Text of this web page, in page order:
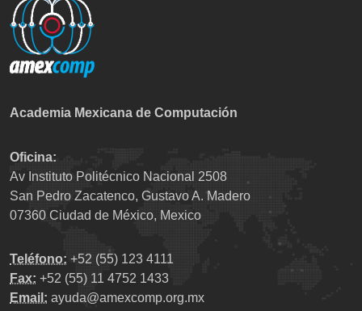
Academia Mexicana de Computación
Oficina:
Av Instituto Politécnico Nacional 2508
San Pedro Zacatenco, Gustavo A. Madero
07360 Ciudad de México, Mexico
Teléfono: +52 (55) 123 4111
Fax: +52 (55) 11 4752 1433
Email: ayuda@amexcomp.org.mx